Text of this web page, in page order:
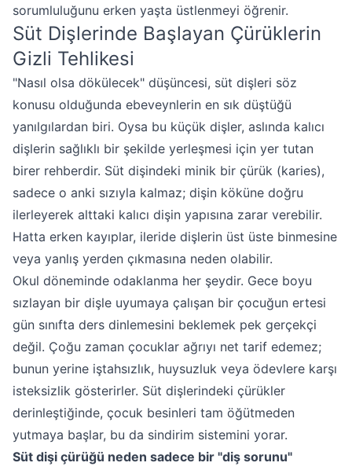
sorumluluğunu erken yaşta üstlenmeyi öğrenir.
Süt Dişlerinde Başlayan Çürüklerin
Gizli Tehlikesi
"Nasıl olsa dökülecek" düşüncesi, süt dişleri söz
konusu olduğunda ebeveynlerin en sık düştüğü
yanılgılardan biri. Oysa bu küçük dişler, aslında kalıcı
dişlerin sağlıklı bir şekilde yerleşmesi için yer tutan
birer rehberdir. Süt dişindeki minik bir çürük (karies),
sadece o anki sızıyla kalmaz; dişin köküne doğru
ilerleyerek alttaki kalıcı dişin yapısına zarar verebilir.
Hatta erken kayıplar, ileride dişlerin üst üste binmesine
veya yanlış yerden çıkmasına neden olabilir.
Okul döneminde odaklanma her şeydir. Gece boyu
sızlayan bir dişle uyumaya çalışan bir çocuğun ertesi
gün sınıfta ders dinlemesini beklemek pek gerçekçi
değil. Çoğu zaman çocuklar ağrıyı net tarif edemez;
bunun yerine iştahsızlık, huysuzluk veya ödevlere karşı
isteksizlik gösterirler. Süt dişlerindeki çürükler
derinleştiğinde, çocuk besinleri tam öğütmeden
yutmaya başlar, bu da sindirim sistemini yorar.
Süt dişi çürüğü neden sadece bir "diş sorunu"